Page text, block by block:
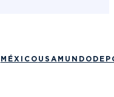
MÉXICO USA MUNDO